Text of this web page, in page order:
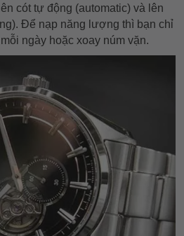
cót tự động (automatic) và lên
Để nạp năng lượng thì bạn chỉ
ngày hoặc xoay núm vặn.